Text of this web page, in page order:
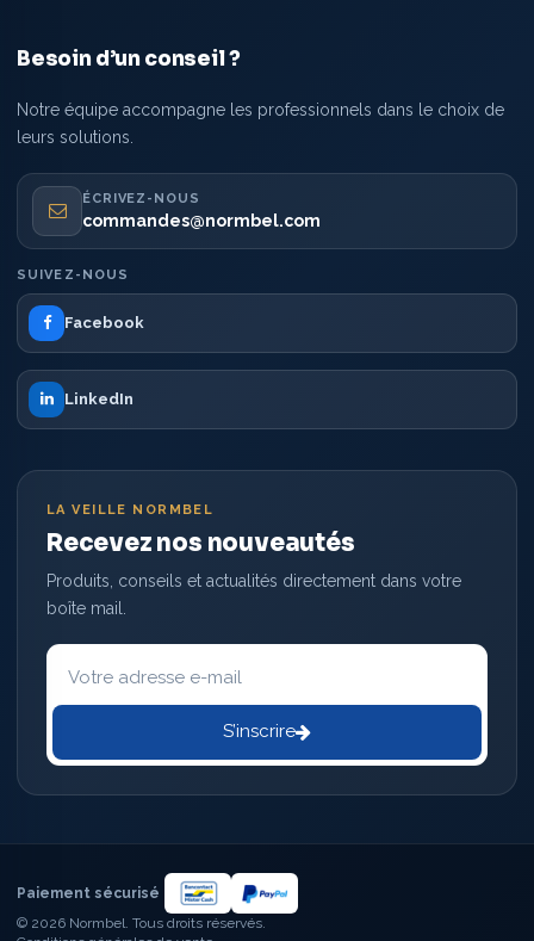
Besoin d’un conseil ?
Notre équipe accompagne les professionnels dans le choix de
leurs solutions.
ÉCRIVEZ-NOUS
commandes@normbel.com
SUIVEZ-NOUS
Facebook
LinkedIn
LA VEILLE NORMBEL
Recevez nos nouveautés
Produits, conseils et actualités directement dans votre
boîte mail.
Votre
adresse
S’inscrire
© 2026 Normbel. Tous droits réservés.
Paiement sécurisé